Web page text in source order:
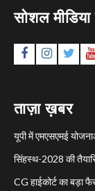
सोशल
Facebook
ताज़ा ख़बर
यूपी में एमएसएमई
सिंहस्थ-2028 की
CG हाईकोर्ट का बड़ा